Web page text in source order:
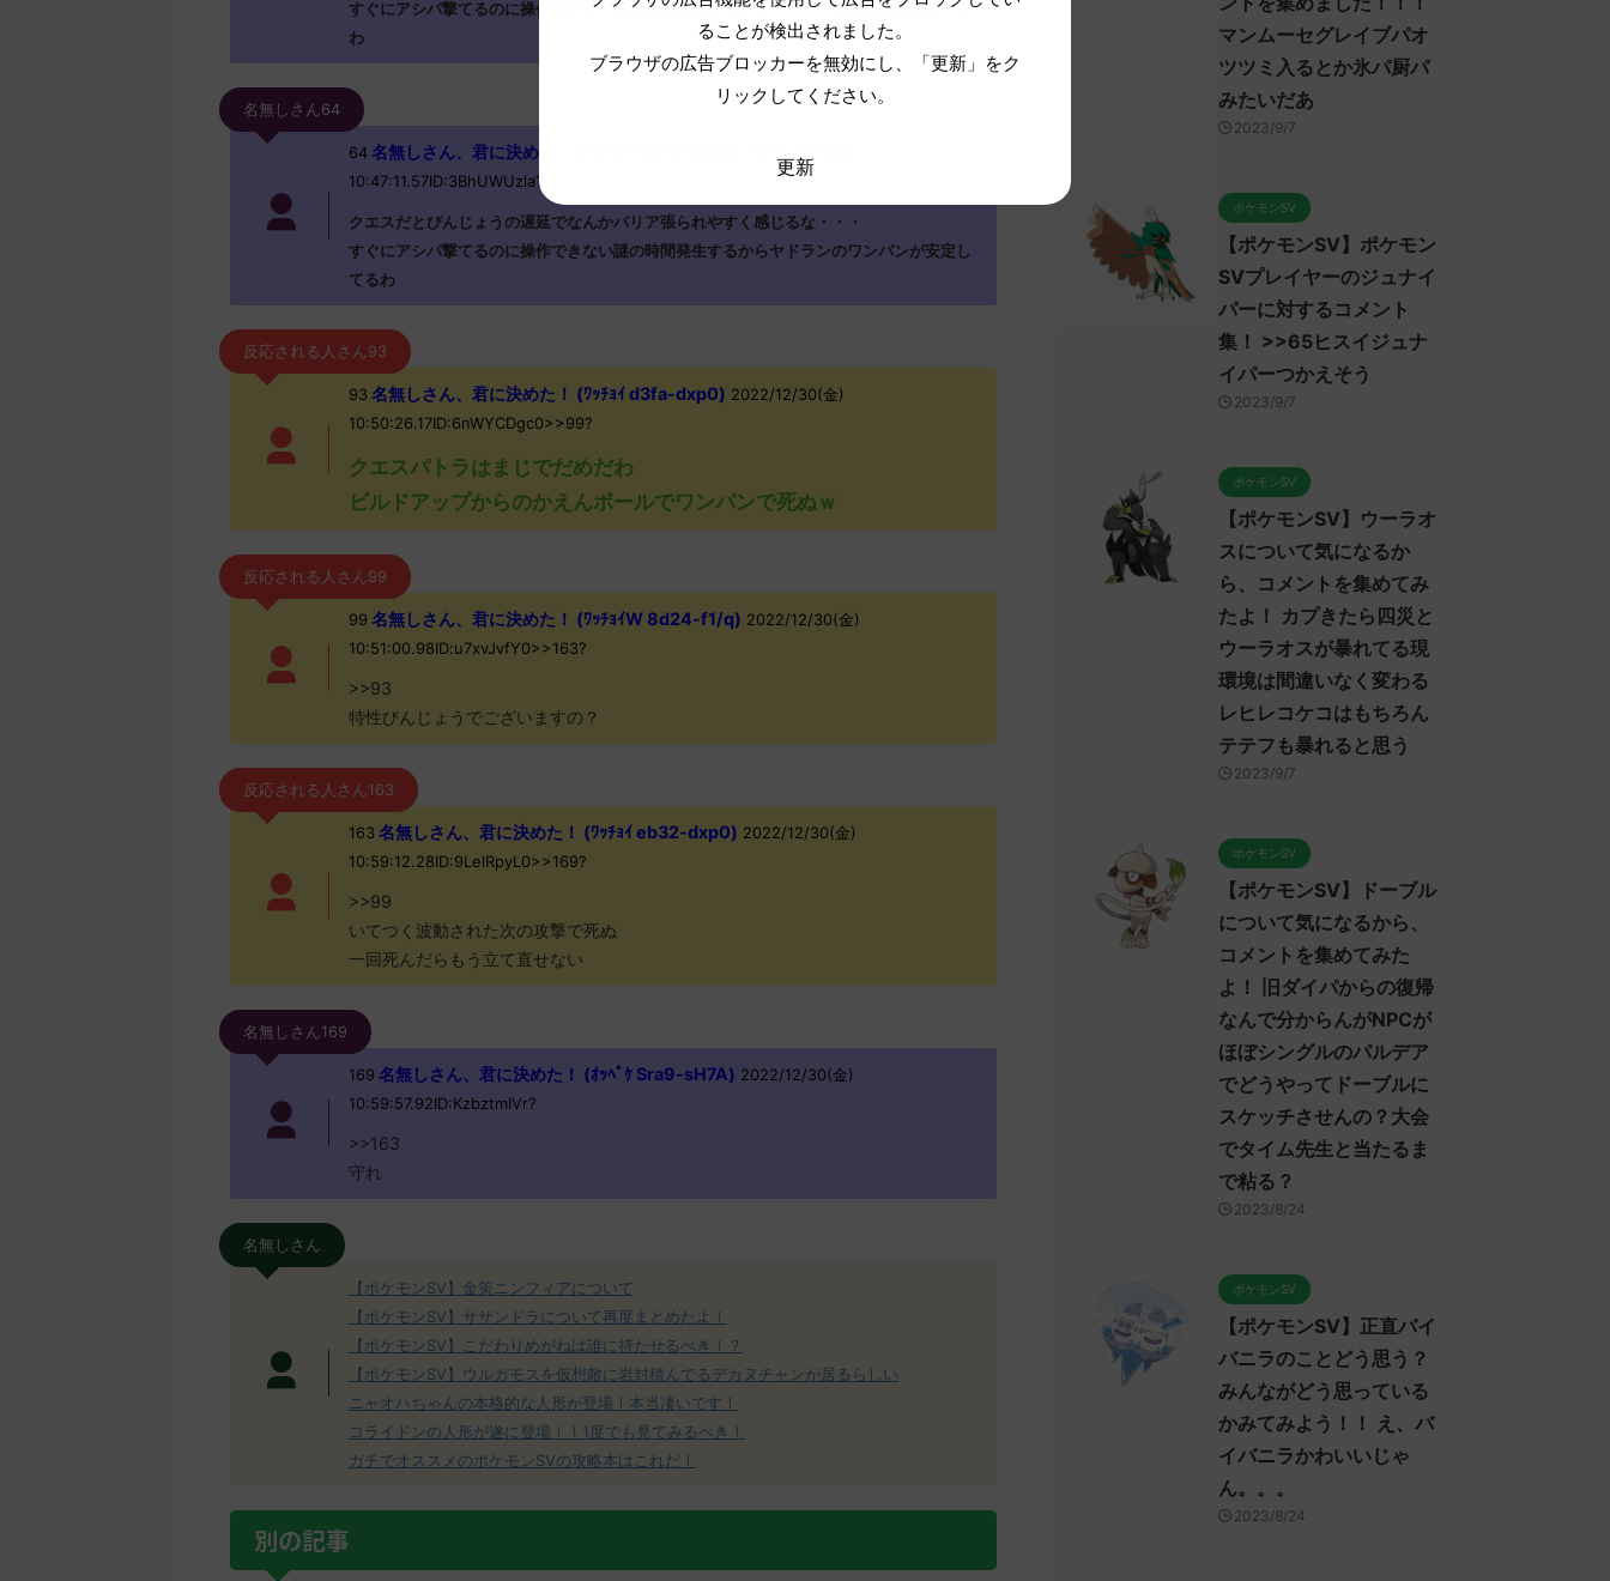
すぐにアシパ撃てるのに操作できない謎の時間発生するからヤドランの大麻が安定してる
わ
名無しさん64
64名無しさん、君に決めた！ (ｱｳｱｳｳｰ Sa71-sQkH)
10:47:11.57ID:3BhUWUzla?
クエスだとびんじょうの遅延でなんかバリア張られやすく感じるな・・・
すぐにアシパ撃てるのに操作できない謎の時間発生するからヤドランのワンパンが安定し
てるわ
反応される人さん93
93 名無しさん、君に決めた！ (ﾜｯﾁｮｲ d3fa-dxp0) 2022/12/30(金)
10:50:26.17ID:6nWYCDgc0>>99?
クエスパトラはまじでだめだわ
ビルドアップからのかえんボールでワンパンで死ぬｗ
反応される人さん99
99 名無しさん、君に決めた！ (ﾜｯﾁｮｲW 8d24-f1/q) 2022/12/30(金)
10:51:00.98ID:u7xvJvfY0>>163?
>>93
特性びんじょうでございますの？
反応される人さん163
163 名無しさん、君に決めた！ (ﾜｯﾁｮｲ eb32-dxp0) 2022/12/30(金)
10:59:12.28ID:9LelRpyL0>>169?
>>99
いてつく波動された次の攻撃で死ぬ
一回死んだらもう立て直せない
名無しさん169
169 名無しさん、君に決めた！ (ｵｯﾍﾟｹ Sra9-sH7A) 2022/12/30(金)
10:59:57.92ID:KzbztmIVr?
>>163
守れ
名無しさん
【ポケモンSV】金策ニンフィアについて
【ポケモンSV】サザンドラについて再度まとめたよ！
【ポケモンSV】こだわりめがねは誰に持たせるべき！？
【ポケモンSV】ウルガモスを仮想敵に岩封積んでるデカヌチャンが居るらしい
ニャオハちゃんの本格的な人形が登場！本当凄いです！
コライドンの人形が遂に登場！！1度でも見てみるべき！
ガチでオススメのポケモンSVの攻略本はこれだ！
別の記事
マンムーセグレイブパオ
ツツミ入るとか氷パ厨パ
みたいだあ
2023/9/7
ポケモンSV
【ポケモンSV】ポケモン
SVプレイヤーのジュナイ
パーに対するコメント
集！ >>65ヒスイジュナ
イパーつかえそう
2023/9/7
ポケモンSV
【ポケモンSV】ウーラオ
スについて気になるか
ら、コメントを集めてみ
たよ！ カプきたら四災と
ウーラオスが暴れてる現
環境は間違いなく変わる
レヒレコケコはもちろん
テテフも暴れると思う
2023/9/7
ポケモンSV
【ポケモンSV】ドーブル
について気になるから、
コメントを集めてみた
よ！ 旧ダイパからの復帰
なんで分からんがNPCが
ほぼシングルのパルデア
でどうやってドーブルに
スケッチさせんの？大会
でタイム先生と当たるま
で粘る？
2023/8/24
ポケモンSV
【ポケモンSV】正直バイ
バニラのことどう思う？
みんながどう思っている
かみてみよう！！ え、バ
イバニラかわいいじゃ
ん。。。
2023/8/24
ることが検出されました。
ブラウザの広告ブロッカーを無効にし、「更新」をク
リックしてください。
更新